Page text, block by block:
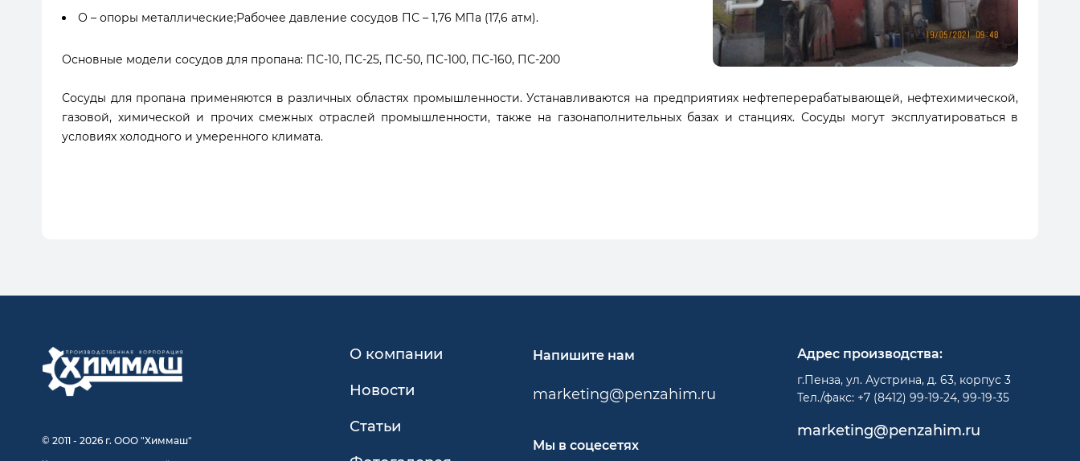
О – опоры металлические;Рабочее давление сосудов ПС – 1,76 МПа (17,6 атм).
Основные модели сосудов для пропана: ПС-10, ПС-25, ПС-50, ПС-100, ПС-160, ПС-200
Сосуды для пропана применяются в различных областях промышленности. Устанавливаются на предприятиях нефтеперерабатывающей, нефтехимической,
газовой, химической и прочих смежных отраслей промышленности, также на газонаполнительных базах и станциях. Сосуды могут эксплуатироваться в
условиях холодного и умеренного климата.
© 2011 - 2026 г. ООО "Химмаш"
О компании
Новости
Статьи
Напишите нам
marketing@penzahim.ru
Мы в соцесетях
Адрес производства:
г.Пенза, ул. Аустрина, д. 63, корпус 3
Тел./факс: +7 (8412) 99-19-24, 99-19-35
marketing@penzahim.ru